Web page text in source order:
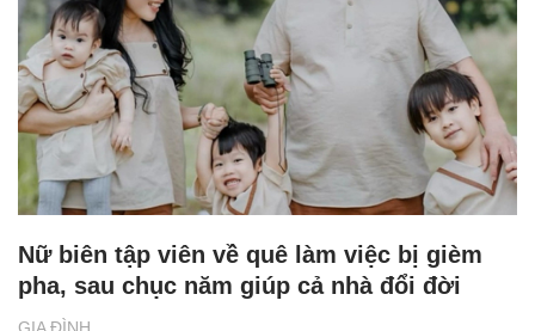
Nữ biên tập viên về quê làm việc bị gièm
pha, sau chục năm giúp cả nhà đổi đời